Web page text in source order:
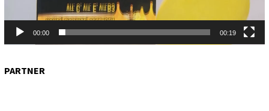
00:00 00:19
PARTNER